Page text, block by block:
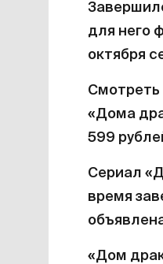
для него
октября
Смотреть
«Дома
599
Сериал
время
«Дом